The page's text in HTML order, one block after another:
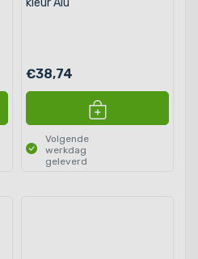
€38,74
Volgende
werkdag
geleverd